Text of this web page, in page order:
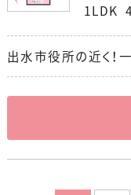
1LDK
出水市役所の近く！